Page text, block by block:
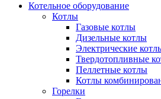
Котельное оборудование
Котлы
Газовые котлы
Дизельные котлы
Электрические
Твердотопливные
Пеллетные котлы
Котлы
Горелки